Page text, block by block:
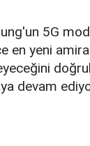
5G
en yeni
devam